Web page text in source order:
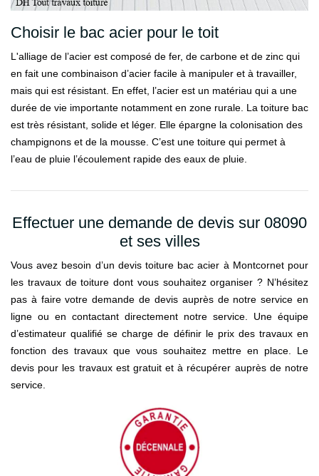
Choisir le bac acier pour le toit
L'alliage de l’acier est composé de fer, de carbone et de zinc qui
en fait une combinaison d’acier facile à manipuler et à travailler,
mais qui est résistant. En effet, l’acier est un matériau qui a une
durée de vie importante notamment en zone rurale. La toiture bac
est très résistant, solide et léger. Elle épargne la colonisation des
champignons et de la mousse. C’est une toiture qui permet à
l’eau de pluie l’écoulement rapide des eaux de pluie.
Effectuer une demande de devis sur 08090
et ses villes
Vous avez besoin d’un devis toiture bac acier à Montcornet pour
les travaux de toiture dont vous souhaitez organiser ? N’hésitez
pas à faire votre demande de devis auprès de notre service en
ligne ou en contactant directement notre service. Une équipe
d’estimateur qualifié se charge de définir le prix des travaux en
fonction des travaux que vous souhaitez mettre en place. Le
devis pour les travaux est gratuit et à récupérer auprès de notre
service.